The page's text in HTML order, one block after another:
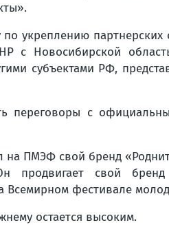
укреплению
с Новосибирской
субъектами РФ,
переговоры с
ПМЭФ свой бренд
продвигает свой
Всемирном фестивале
остается высоким.